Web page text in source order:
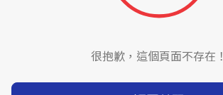
很抱歉，這個頁面不存在！